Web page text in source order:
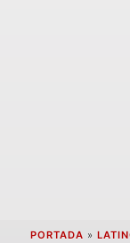
PORTADA »